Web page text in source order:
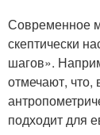
Современное
скептически
шагов».
отмечают, что,
подходит для